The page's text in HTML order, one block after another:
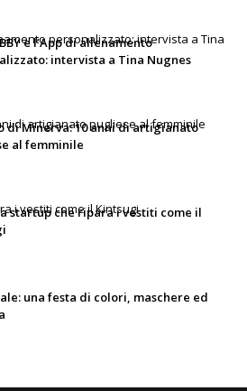
e l’App di allenamento
intervista a Tina Nugnes
di Minerva: 10 anni di artigianato
al femminile
startup che ripara i vestiti come il
una festa di colori, maschere ed